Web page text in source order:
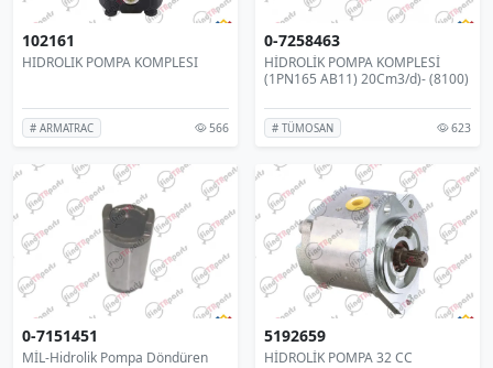
102161
HIDROLIK POMPA KOMPLESI
# ARMATRAC 566
0-7258463
HİDROLİK POMPA KOMPLESİ
(1PN165 AB11) 20Cm3/d)- (8100)
# TÜMOSAN 623
0-7151451
MİL-Hidrolik Pompa Döndüren
5192659
HİDROLİK POMPA 32 CC